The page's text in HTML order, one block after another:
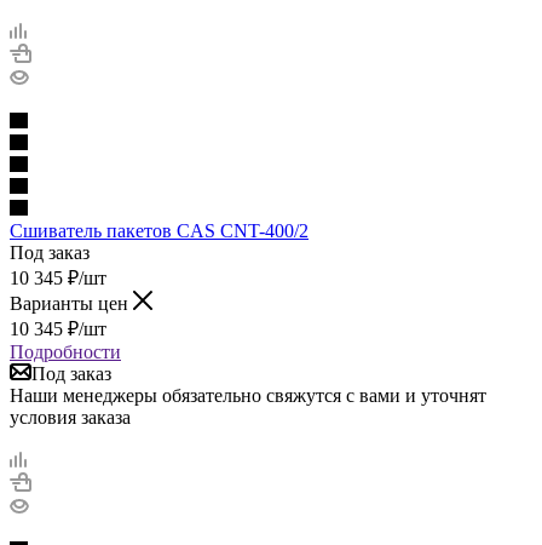
Сшиватель пакетов CAS CNT-400/2
Под заказ
10 345 ₽/шт
Варианты цен
10 345 ₽/шт
Подробности
Под заказ
Наши менеджеры обязательно свяжутся с вами и уточнят
условия заказа